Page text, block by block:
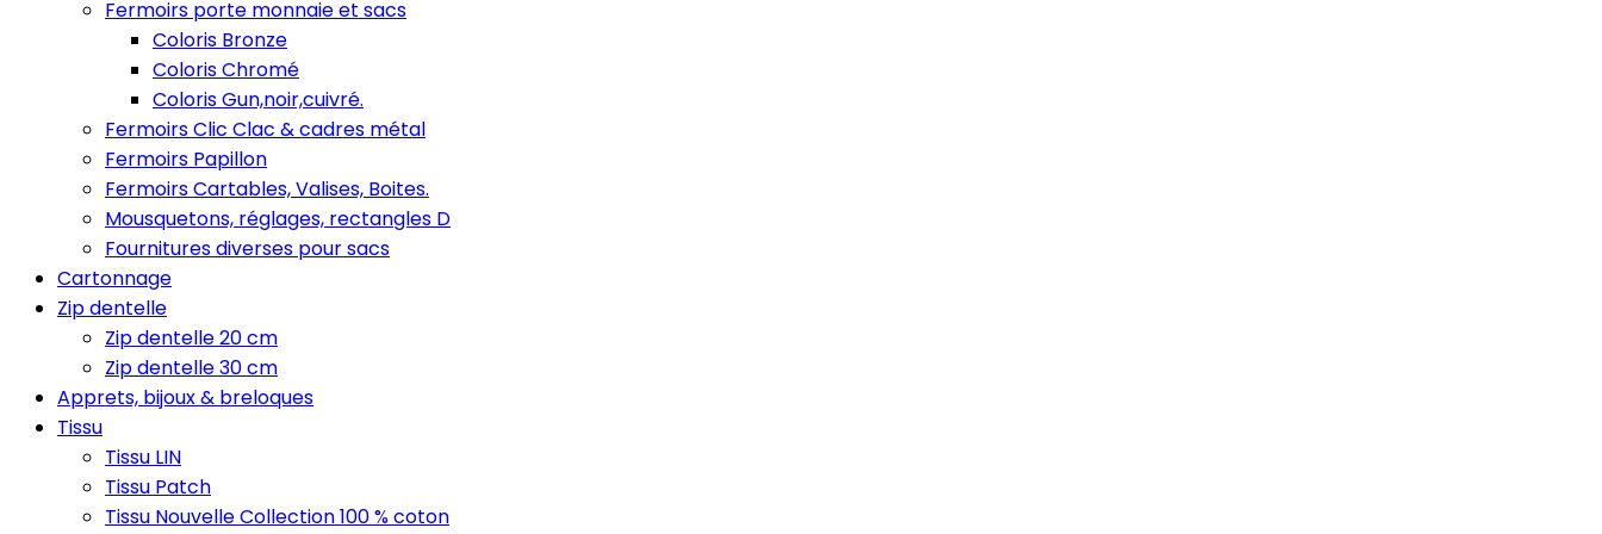
Fermoirs porte monnaie et sacs
Coloris Bronze
Coloris Chromé
Coloris Gun,noir,cuivré.
Fermoirs Clic Clac & cadres métal
Fermoirs Papillon
Fermoirs Cartables, Valises, Boites.
Mousquetons, réglages, rectangles D
Fournitures diverses pour sacs
Cartonnage
Zip dentelle
Zip dentelle 20 cm
Zip dentelle 30 cm
Apprets, bijoux & breloques
Tissu
Tissu LIN
Tissu Patch
Tissu Nouvelle Collection 100 % coton